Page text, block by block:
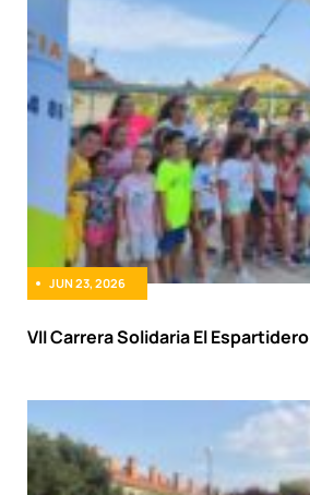
JUN 23, 2026
VII Carrera Solidaria El Espartidero